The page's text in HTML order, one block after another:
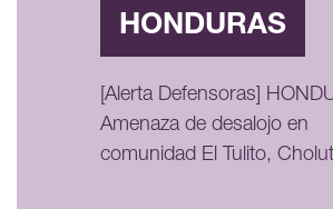
HONDURAS
[Alerta Defensoras]
Amenaza de desalojo en
comunidad El Tulito,